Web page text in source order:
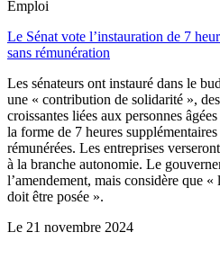
Emploi
Le Sénat vote l’instauration de 7
sans rémunération
Les sénateurs ont instauré dans le
une « contribution de solidarité »,
croissantes liées aux personnes
la forme de 7 heures
rémunérées. Les entreprises
à la branche autonomie. Le
l’amendement, mais considère que
doit être posée ».
Le 21 novembre 2024